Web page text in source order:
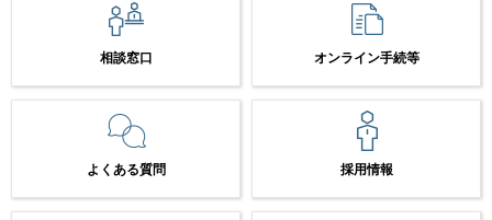
相談窓口 オンライン手続等
よくある質問 採用情報